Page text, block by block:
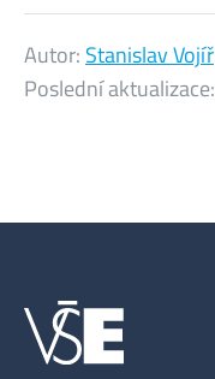
Autor: Stanislav Vojíř
Poslední aktualizace: